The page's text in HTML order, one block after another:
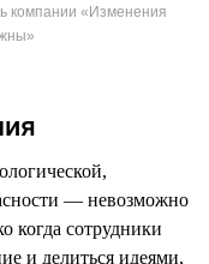
компании «Изменения
— невозможно
когда сотрудники
и делиться идеями,